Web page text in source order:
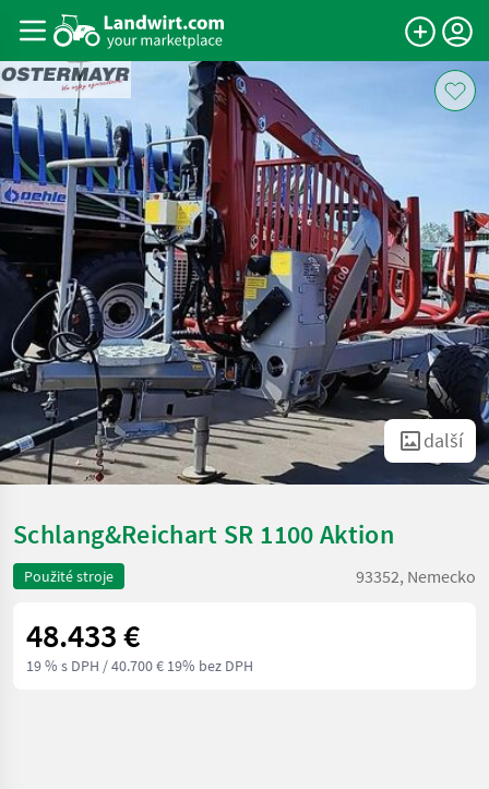
další
Schlang&Reichart SR 1100 Aktion
Použité stroje 93352, Nemecko
48.433 €
19 % s DPH / 40.700 € 19% bez DPH